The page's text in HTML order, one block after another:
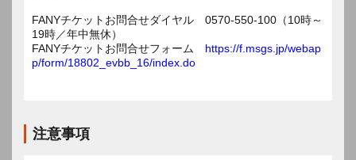
FANYチケットお問合せダイヤル 0570-550-100（10時～
19時／年中無休）
FANYチケットお問合せフォーム https://f.msgs.jp/webap
p/form/18802_evbb_16/index.do
注意事項